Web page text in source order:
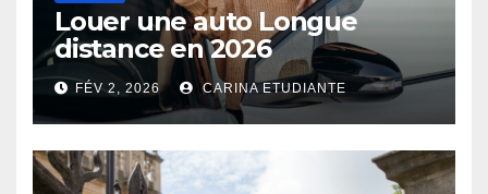
Louer une auto Longue
distance en 2026
FÉV 2, 2026 CARINA ETUDIANTE